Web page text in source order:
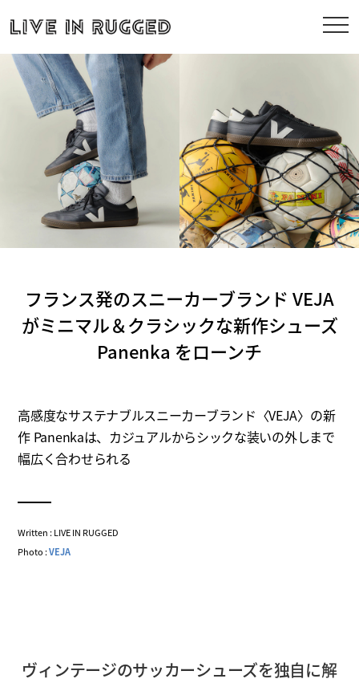
フランス発のスニーカーブランド VEJA
がミニマル＆クラシックな新作シューズ
Panenka をローンチ
高感度なサステナブルスニーカーブランド〈VEJA〉の新
作 Panenkaは、カジュアルからシックな装いの外しまで
幅広く合わせられる
Written : LIVE IN RUGGED
Photo :VEJA
ヴィンテージのサッカーシューズを独自に解